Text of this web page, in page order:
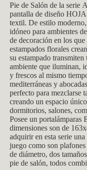
Pie de Salón de la
pantalla de diseño
textil. De estilo
idóneo para ambientes
de decoración en los
estampados florales
su estampado
ambiente que iluminan,
y frescos al mismo
mediterráneas y
perfecto para mezclarse
creando un espacio
dormitorios, salones,
Posee un
dimensiones son de
adquirir en esta serie
juego como son
de diámetro, dos
pie de salón, todos